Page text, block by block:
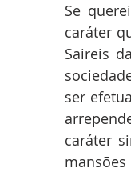
Se
caráter
Saireis
ser
caráter
mansões